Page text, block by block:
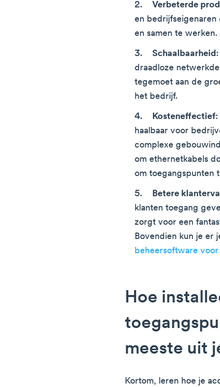
Verbeterde
en
en samen te werken.
Schaalbaarheid
draadloze
tegemoet aan de
het bedrijf.
Kosteneffectief:
haalbaar voor
complexe
om ethernetkabels
om toegangspunten
Betere
klanten toegang
zorgt voor een
Bovendien kun je er
beheersoftware voor
Hoe
meeste uit
Kortom, leren hoe je